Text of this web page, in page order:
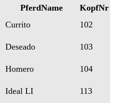
PferdName
KopfNr
Currito
102
Deseado
103
Homero
104
Ideal LI
113